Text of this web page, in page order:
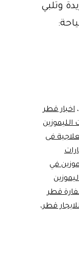
وتلبي
، اخبار قطر
فى
في
قطر
قطر،